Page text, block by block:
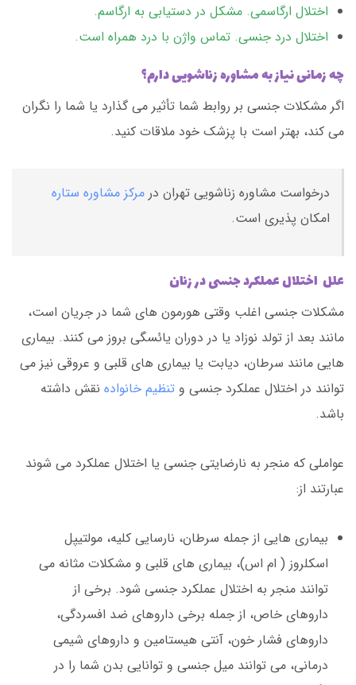
اختلال ارگاسمی. مشکل در دستیابی به ارگاسم.
اختلال درد جنسی. تماس واژن با درد همراه است.
چه زمانی نیاز به مشاوره زناشویی دارم؟
اگر مشکلات جنسی بر روابط شما تأثیر می گذارد یا شما را نگران
می کند، بهتر است با پزشک خود ملاقات کنید.
درخواست مشاوره زناشویی تهران در مرکز مشاوره ستاره
امکان پذیری است.
علل اختلال عملکرد جنسی در زنان
مشکلات جنسی اغلب وقتی هورمون های شما در جریان است،
مانند بعد از تولد نوزاد یا در دوران یائسگی بروز می کنند. بیماری
هایی مانند سرطان، دیابت یا بیماری های قلبی و عروقی نیز می
توانند در اختلال عملکرد جنسی و تنظیم خانواده نقش داشته
باشد.
عواملی که منجر به نارضایتی جنسی یا اختلال عملکرد می شوند
عبارتند از:
بیماری هایی از جمله سرطان، نارسایی کلیه، مولتیپل
اسکلروز ( ام اس)، بیماری های قلبی و مشکلات مثانه می
توانند منجر به اختلال عملکرد جنسی شود. برخی از
داروهای خاص، از جمله برخی داروهای ضد افسردگی،
داروهای فشار خون، آنتی هیستامین و داروهای شیمی
درمانی، می توانند میل جنسی و توانایی بدن شما را در